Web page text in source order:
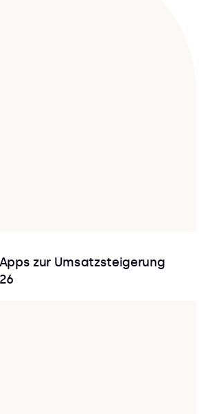
zur Umsatzsteigerung